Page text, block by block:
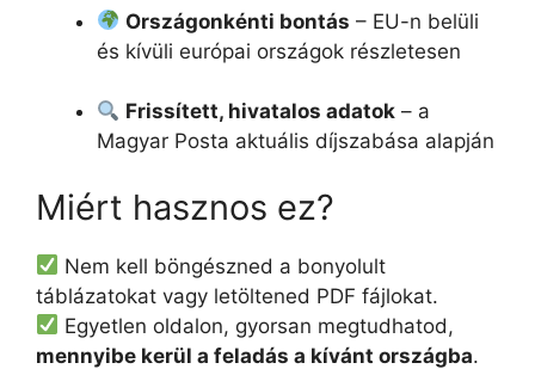
Országonkénti bontás – EU-n belüli
és kívüli európai országok részletesen
Frissített, hivatalos adatok – a
Magyar Posta aktuális díjszabása alapján
Miért hasznos ez?
Nem kell böngészned a bonyolult
táblázatokat vagy letöltened PDF fájlokat.
Egyetlen oldalon, gyorsan megtudhatod,
mennyibe kerül a feladás a kívánt országba.